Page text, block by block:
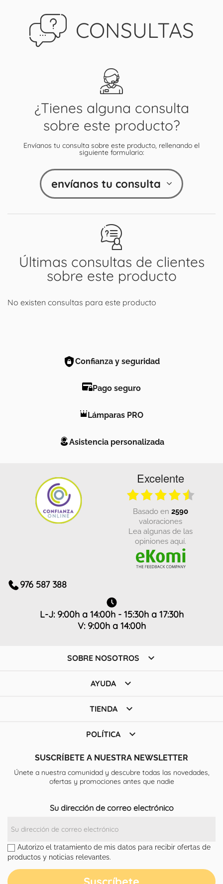
CONSULTAS
Últimas consultas de clientes
sobre este producto
No existen consultas para este producto
¿Tienes alguna consulta
sobre este producto?
Envíanos tu consulta sobre este producto, rellenando el
siguiente formulario:
envíanos tu consulta
Confianza y seguridad
Pago seguro
Lámparas PRO
Asistencia personalizada
Excelente
basado en 2590
valoraciones
Lea algunas de las
opiniones aquí.
976 587 388
L-J: 9:00h a 14:00h - 15:30h a 17:30h
V: 9:00h a 14:00h
SOBRE NOSOTROS 
AYUDA 
TIENDA 
POLÍTICA 
SUSCRÍBETE A NUESTRA NEWSLETTER
Únete a nuestra comunidad y descubre todas las novedades,
ofertas y promociones antes que nadie
Su dirección de correo electrónico
Autorizo el tratamiento de mis datos para recibir ofertas de
productos y noticias relevantes.